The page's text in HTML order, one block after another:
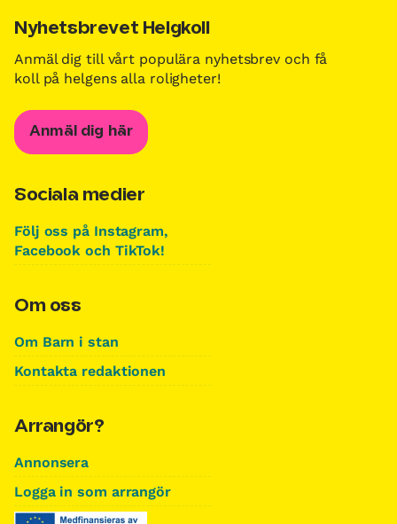
Nyhetsbrevet Helgkoll
Anmäl dig till vårt populära nyhetsbrev och få
koll på helgens alla roligheter!
Anmäl dig här
Sociala medier
Följ oss på Instagram,
Facebook och TikTok!
Om oss
Om Barn i stan
Kontakta redaktionen
Arrangör?
Annonsera
Logga in som arrangör